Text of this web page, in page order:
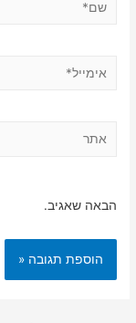
הבאה שאגיב.